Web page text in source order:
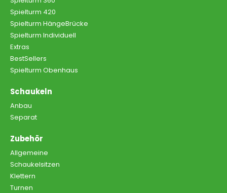
Spielturm 420
Spielturm HängeBrücke
Spielturm Individuell
Extras
BestSellers
Spielturm Obenhaus
Schaukeln
Anbau
Separat
Zubehör
Allgemeine
Schaukelsitzen
Klettern
Turnen